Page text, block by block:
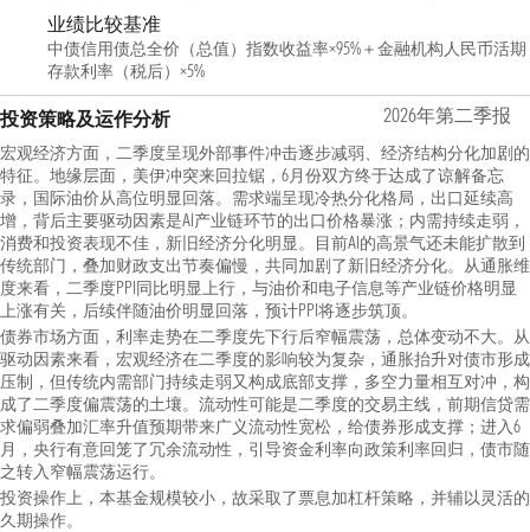
业绩比较基准
中债信用债总全价（总值）指数收益率×95%＋金融机构人民币活期
存款利率（税后）×5%
投资策略及运作分析 2026年第二季报
宏观经济方面，二季度呈现外部事件冲击逐步减弱、经济结构分化加剧的
特征。地缘层面，美伊冲突来回拉锯，6月份双方终于达成了谅解备忘
录，国际油价从高位明显回落。需求端呈现冷热分化格局，出口延续高
增，背后主要驱动因素是AI产业链环节的出口价格暴涨；内需持续走弱，
消费和投资表现不佳，新旧经济分化明显。目前AI的高景气还未能扩散到
传统部门，叠加财政支出节奏偏慢，共同加剧了新旧经济分化。从通胀维
度来看，二季度PPI同比明显上行，与油价和电子信息等产业链价格明显
上涨有关，后续伴随油价明显回落，预计PPI将逐步筑顶。
债券市场方面，利率走势在二季度先下行后窄幅震荡，总体变动不大。从
驱动因素来看，宏观经济在二季度的影响较为复杂，通胀抬升对债市形成
压制，但传统内需部门持续走弱又构成底部支撑，多空力量相互对冲，构
成了二季度偏震荡的土壤。流动性可能是二季度的交易主线，前期信贷需
求偏弱叠加汇率升值预期带来广义流动性宽松，给债券形成支撑；进入6
月，央行有意回笼了冗余流动性，引导资金利率向政策利率回归，债市随
之转入窄幅震荡运行。
投资操作上，本基金规模较小，故采取了票息加杠杆策略，并辅以灵活的
久期操作。